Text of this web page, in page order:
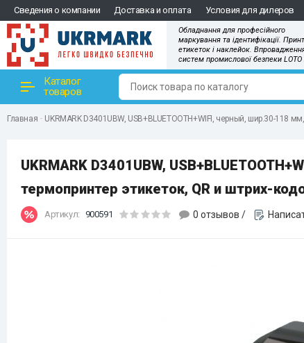
Сведения о компании Доставка и оплата Условия для дилеров
Обладнання для професійного
маркування та ідентифікації.
етикеток і наклейок.
систем промислової безпеки LOTO
Каталог
товаров
Главная UKRMARK D3401UBW, USB+BLUETOOTH+WIFI, черный, шир.30-118
UKRMARK D3401UBW,
термопринтер этикеток, QR и штрих-
Артикул: 900591 0 отзывов /